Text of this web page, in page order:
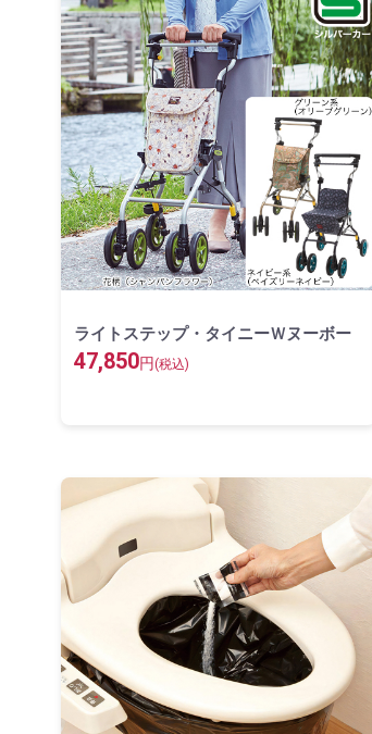
ライトステップ・タイニーＷヌーボー
47,850円 (税込)